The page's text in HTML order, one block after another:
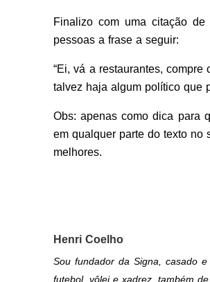
Finalizo com uma citação
pessoas a frase a seguir:
“Ei, vá a restaurantes,
talvez haja algum político que
Obs: apenas como dica para
em qualquer parte do texto no
melhores.
Henri Coelho
Sou fundador da Signa, casado
futebol, vôlei e xadrez, também